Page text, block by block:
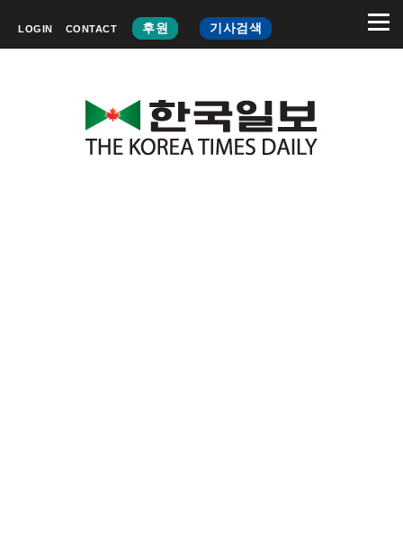
LOGIN CONTACT 후원 기사검색